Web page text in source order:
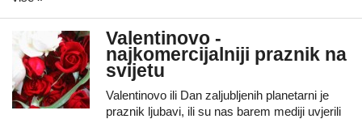
Valentinovo -
najkomercijalniji praznik na
svijetu
Valentinovo ili Dan zaljubljenih planetarni je
praznik ljubavi, ili su nas barem mediji uvjerili